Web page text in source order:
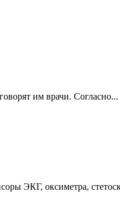
им врачи. Согласно...
ЭКГ, оксиметра,